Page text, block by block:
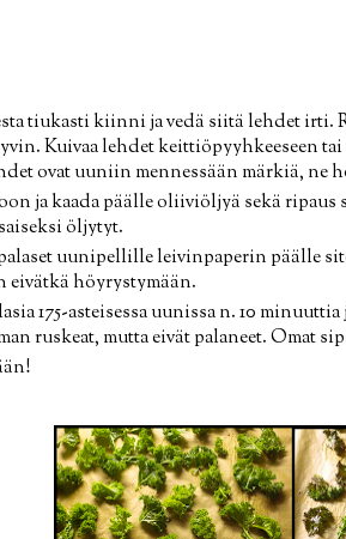
tiukasti kiinni ja vedä siitä lehdet
Kuivaa lehdet keittiöpyyhkeeseen
ovat uuniin mennessään märkiä, ne
ja kaada päälle oliiviöljyä sekä
öljytyt.
uunipellille leivinpaperin päälle
eivätkä höyrystymään.
175-asteisessa uunissa n. 10
ruskeat, mutta eivät palaneet. Omat